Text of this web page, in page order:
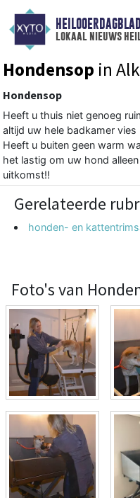
lokaal nieuws
Hondensop in
Hondensop
Heeft u thuis niet genoeg
altijd uw hele badkamer
Heeft u buiten geen warm
het lastig om uw hond
uitkomst!!
Gerelateerde
honden- en
Foto's van